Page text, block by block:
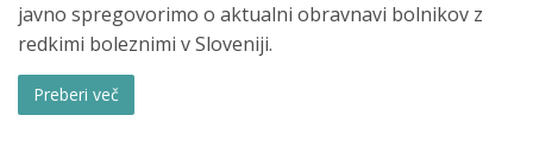
javno spregovorimo o aktualni obravnavi bolnikov z
redkimi boleznimi v Sloveniji.
Preberi več